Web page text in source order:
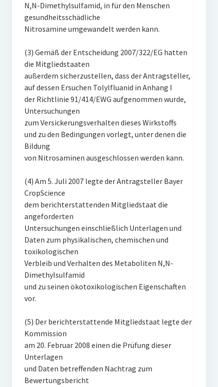
N,N-Dimethylsulfamid, in für den Menschen
gesundheitsschädliche
Nitrosamine umgewandelt werden kann.
(3) Gemäß der Entscheidung 2007/322/EG hatten
die Mitgliedstaaten
außerdem sicherzustellen, dass der Antragsteller,
auf dessen Ersuchen Tolylfluanid in Anhang I
der Richtlinie 91/414/EWG aufgenommen wurde,
Untersuchungen
zum Versickerungsverhalten dieses Wirkstoffs
und zu den Bedingungen vorlegt, unter denen die
Bildung
von Nitrosaminen ausgeschlossen werden kann.
(4) Am 5. Juli 2007 legte der Antragsteller Bayer
CropScience
dem berichterstattenden Mitgliedstaat die
angeforderten
Untersuchungen einschließlich Unterlagen und
Daten zum physikalischen, chemischen und
toxikologischen
Verbleib und Verhalten des Metaboliten N,N-
Dimethylsulfamid
und zu seinen ökotoxikologischen Eigenschaften
vor.
(5) Der berichterstattende Mitgliedstaat legte der
Kommission
am 20. Februar 2008 einen die Prüfung dieser
Unterlagen
und Daten betreffenden Nachtrag zum
Bewertungsbericht